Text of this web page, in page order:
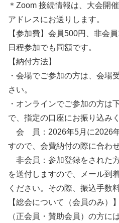
＊Zoom 接続情報は、大会開
アドレスにお送りします。
【参加費】会員500円、非会
日程参加でも同額です。
【納付方法】
・会場でご参加の方は、会場
さい。
・オンラインでご参加の方は
で、指定の口座にお振り込み
会 員：2026年5月に2026年
すので、会費納付の際に合わ
非会員：参加登録をされた
を送付しますので、メール到
ください。その際、振込手数
【総会について（会員のみ）
（正会員・賛助会員）の方に